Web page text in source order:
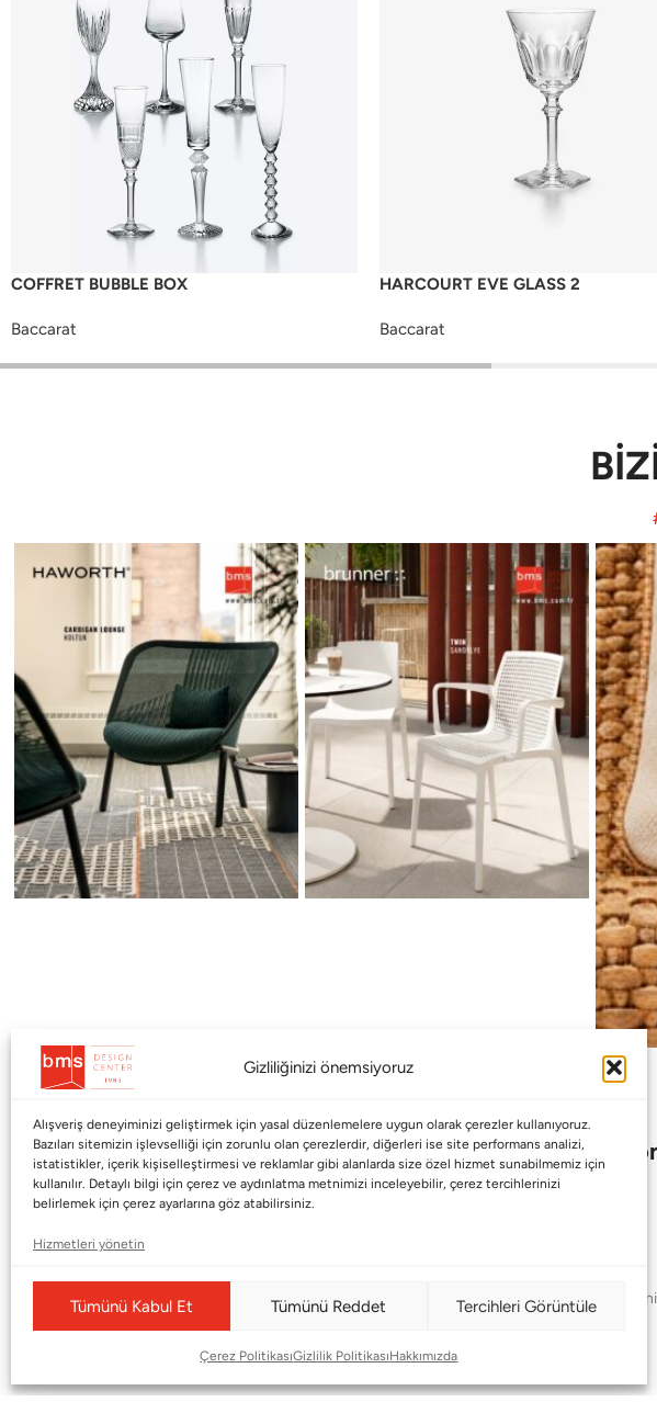
Gizliliğinizi önemsiyoruz
Alışveriş deneyiminizi geliştirmek için yasal düzenlemelere uygun olarak çerezler kullanıyoruz.
Bazıları sitemizin işlevselliği için zorunlu olan çerezlerdir, diğerleri ise site performans analizi,
istatistikler, içerik kişiselleştirmesi ve reklamlar gibi alanlarda size özel hizmet sunabilmemiz için
kullanılır. Detaylı bilgi için çerez ve aydınlatma metnimizi inceleyebilir, çerez tercihlerinizi
belirlemek için çerez ayarlarına göz atabilirsiniz.
Hizmetleri yönetin
Tümünü Kabul Et Tümünü Reddet Tercihleri Görüntüle
Çerez PolitikasıGizlilik PolitikasıHakkımızda
COFFRET BUBBLE BOX
Baccarat
HARCOURT EVE GLASS 2
Baccarat
Kurumsal
Shop
Blog
Markalar
Haworth
Baccarat
Babalar Günü
Saraylardan